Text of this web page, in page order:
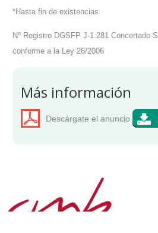
*Hasta fin de existencias
Nº Registro DGSFP J-1.281 Concertado
conforme a la Ley 26/2006
Más información
Descárgate el anuncio